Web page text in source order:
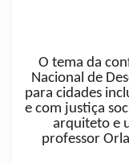
O tema da
Nacional de
para cidades
e com justiça
arquiteto e
professor